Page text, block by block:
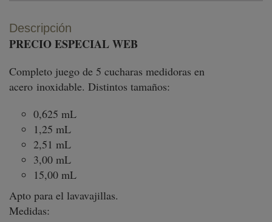
Descripción
PRECIO ESPECIAL WEB
Completo juego de 5 cucharas medidoras en
acero inoxidable. Distintos tamaños:
0,625 mL
1,25 mL
2,51 mL
3,00 mL
15,00 mL
Apto para el lavavajillas.
Medidas: